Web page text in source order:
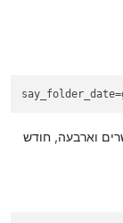
say_folder_date
תאמר "עשרים וארבעה, חודש